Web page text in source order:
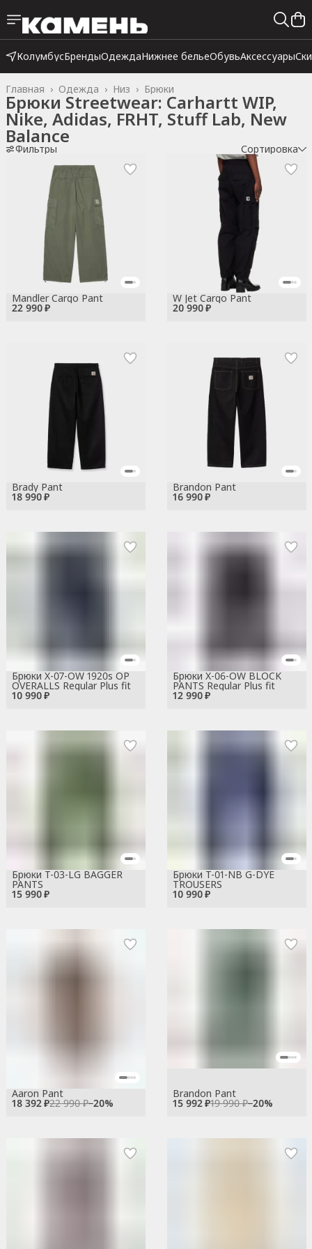
КолумбусБрендыОдеждаНижнее бельеОбувьАксессуары
Брюки
Низ ›
Одежда ›
Главная ›
Брюки Streetwear: Carhartt WIP,
Nike, Adidas, FRHT, Stuff Lab, New
Balance
Фильтры Сортировка
22 990 ₽
Mandler Cargo Pant
20 990 ₽
W Jet Cargo Pant
18 990 ₽
Brady Pant
16 990 ₽
Brandon Pant
10 990 ₽
Брюки X-07-OW 1920s OP
OVERALLS Regular Plus fit
12 990 ₽
Брюки X-06-OW BLOCK
PANTS Regular Plus fit
15 990 ₽
Брюки T-03-LG BAGGER
PANTS
10 990 ₽
Брюки T-01-NB G-DYE
TROUSERS
18 392 ₽22 990 ₽−20%
Aaron Pant
15 992 ₽19 990 ₽−20%
Brandon Pant